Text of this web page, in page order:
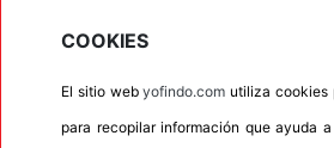
radio 22.50.
Más info
COOKIES
El sitio webyofindo.com utiliza cookies
para recopilar información que ayuda